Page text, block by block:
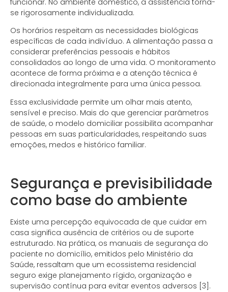
se rigorosamente individualizada.
Os horários respeitam as necessidades biológicas
específicas de cada indivíduo. A alimentação passa a
considerar preferências pessoais e hábitos
consolidados ao longo de uma vida. O monitoramento
acontece de forma próxima e a atenção técnica é
direcionada integralmente para uma única pessoa.
Essa exclusividade permite um olhar mais atento,
sensível e preciso. Mais do que gerenciar parâmetros
de saúde, o modelo domiciliar possibilita acompanhar
pessoas em suas particularidades, respeitando suas
emoções, medos e histórico familiar.
Segurança e previsibilidade
como base do ambiente
Existe uma percepção equivocada de que cuidar em
casa significa ausência de critérios ou de suporte
estruturado. Na prática, os manuais de segurança do
paciente no domicílio, emitidos pelo Ministério da
Saúde, ressaltam que um ecossistema residencial
seguro exige planejamento rígido, organização e
supervisão contínua para evitar eventos adversos [3].